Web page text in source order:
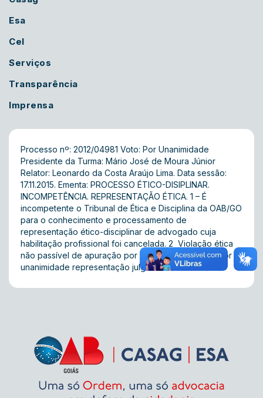
Esa
Cel
Serviços
Transparência
Imprensa
Processo nº: 2012/04981 Voto: Por Unanimidade
Presidente da Turma: Mário José de Moura Júnior
Relator: Leonardo da Costa Araújo Lima. Data sessão:
17.11.2015. Ementa: PROCESSO ÉTICO-DISIPLINAR.
INCOMPETÊNCIA. REPRESENTAÇÃO ÉTICA. 1 – É
incompetente o Tribunal de Ética e Disciplina da OAB/GO
para o conhecimento e processamento de
representação ético-disciplinar de advogado cuja
habilitação profissional foi cancelada. 2  Violação ética
não passível de apuração por esta casa. Acórdão: Por
unanimidade representação julgada extinta.